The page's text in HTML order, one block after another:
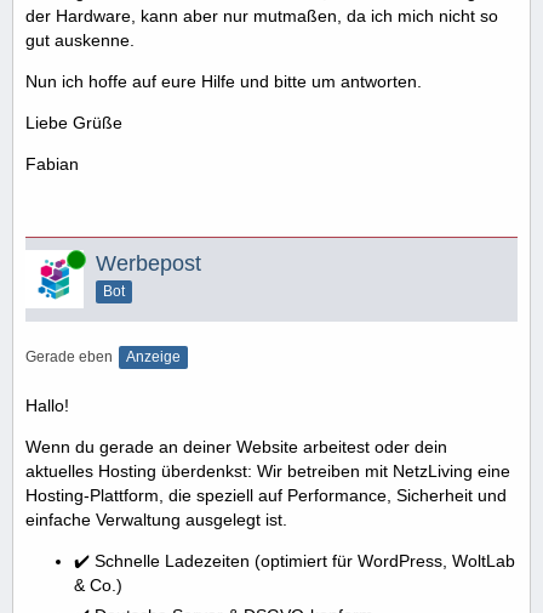
der Hardware, kann aber nur mutmaßen, da ich mich nicht so
gut auskenne.
Nun ich hoffe auf eure Hilfe und bitte um antworten.
Liebe Grüße
Fabian
Online Werbepost
Bot
Gerade eben Anzeige
Hallo!
Wenn du gerade an deiner Website arbeitest oder dein
aktuelles Hosting überdenkst: Wir betreiben mit NetzLiving eine
Hosting-Plattform, die speziell auf Performance, Sicherheit und
einfache Verwaltung ausgelegt ist.
✔️ Schnelle Ladezeiten (optimiert für WordPress, WoltLab
& Co.)